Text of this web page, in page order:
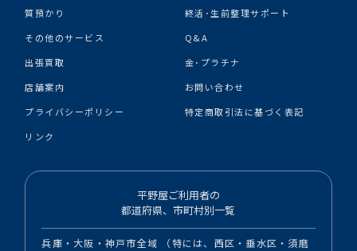
質預かり
終活･生前整理サポート
その他のサービス
Q&A
出張買取
金･プラチナ
店舗案内
お問い合わせ
プライバシーポリシー
特定商取引法に基づく表記
リンク
平野屋ご利用者の
都道府県、市町村別一覧
兵庫・大阪・神戸市全域 （特には、西区・垂水区・須磨